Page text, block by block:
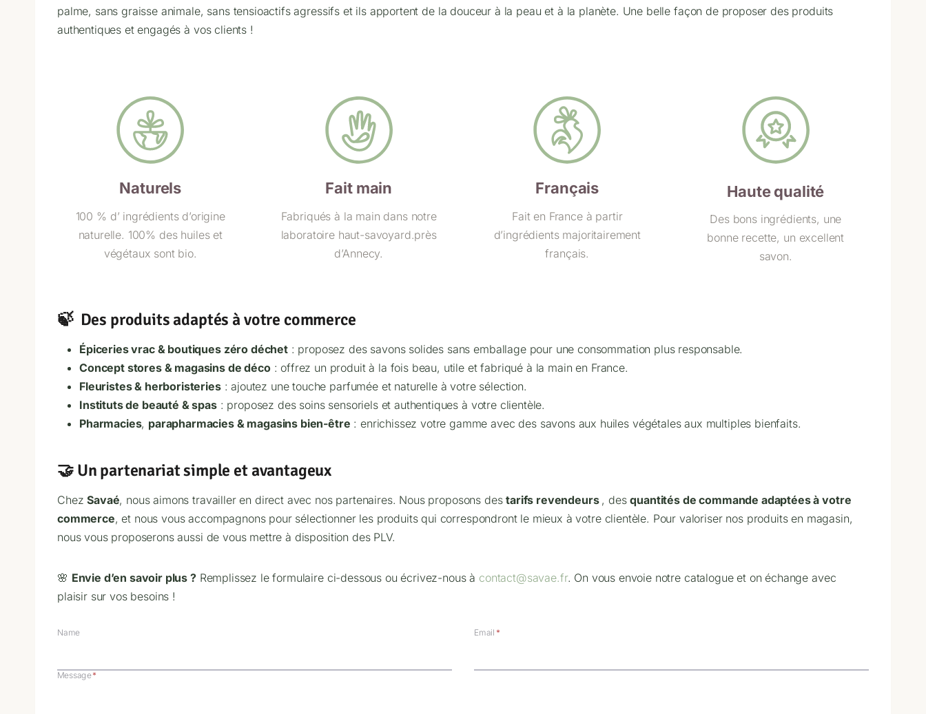
palme, sans graisse animale, sans tensioactifs agressifs et ils apportent de la douceur à la peau et à la planète. Une belle façon de proposer des produits
authentiques et engagés à vos clients !
Naturels
100 % d’ ingrédients d’origine
naturelle. 100% des huiles et
végétaux sont bio.
Fait main
Fabriqués à la main dans notre
laboratoire haut-savoyard.près
d’Annecy.
Français
Fait en France à partir
d’ingrédients majoritairement
français.
Haute qualité
Des bons ingrédients, une
bonne recette, un excellent
savon.
🍃 Des produits adaptés à votre commerce
Épiceries vrac & boutiques zéro déchet: proposez des savons solides sans emballage pour une consommation plus responsable.
Concept stores & magasins de déco: offrez un produit à la fois beau, utile et fabriqué à la main en France.
Fleuristes & herboristeries: ajoutez une touche parfumée et naturelle à votre sélection.
Instituts de beauté & spas: proposez des soins sensoriels et authentiques à votre clientèle.
Pharmacies, parapharmacies & magasins bien-être : enrichissez votre gamme avec des savons aux huiles végétales aux multiples bienfaits.
🤝 Un partenariat simple et avantageux
ChezSavaé, nous aimons travailler en direct avec nos partenaires. Nous proposons destarifs revendeurs , desquantités de commande adaptées à votre
commerce, et nous vous accompagnons pour sélectionner les produits qui correspondront le mieux à votre clientèle. Pour valoriser nos produits en magasin,
nous vous proposerons aussi de vous mettre à disposition des PLV.
🌸 Envie d’en savoir plus ?Remplissez le formulaire ci-dessous ou écrivez-nous à contact@savae.fr. On vous envoie notre catalogue et on échange avec
plaisir sur vos besoins !
Name Email *
Message*